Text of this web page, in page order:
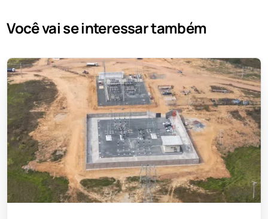
Você vai se interessar também